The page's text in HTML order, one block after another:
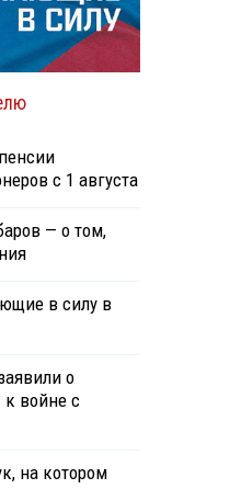
с 1 августа
— о том,
в силу в
о
войне с
на котором